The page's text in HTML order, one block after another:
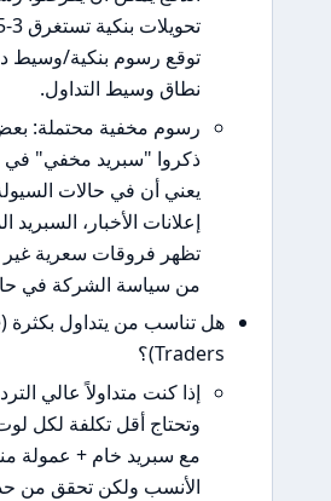
تحويلات بنكية تستغرق 3-5 أيام. لذلك:
توقع رسوم بنكية/وسيط دفع محتملة خارج
نطاق وسيط التداول.
رسوم مخفية محتملة: بعض المستخدمين
ذكروا "سبريد مخفي" في شكاويهم – هذا
يعني أن في حالات السيولة المنخفضة أو
إعلانات الأخبار، السبريد المعلن قد يتسع أو
تظهر فروقات سعرية غير متوقعة. تحقق
من سياسة الشركة في حالات التقلبات.
هل تناسب من يتداول بكثرة (Active
إذا كنت متداولاً عالي التردد أو سكالبينغ
وتحتاج أقل تكلفة لكل لوت، الحساب ECN
مع سبريد خام + عمولة منخفضة هو
الأنسب ولكن تحقق من حد الإيداع للـECN